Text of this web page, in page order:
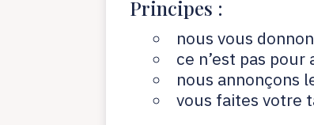
Principes :
nous vous
ce n’est pas
nous annonçons
vous faites votre